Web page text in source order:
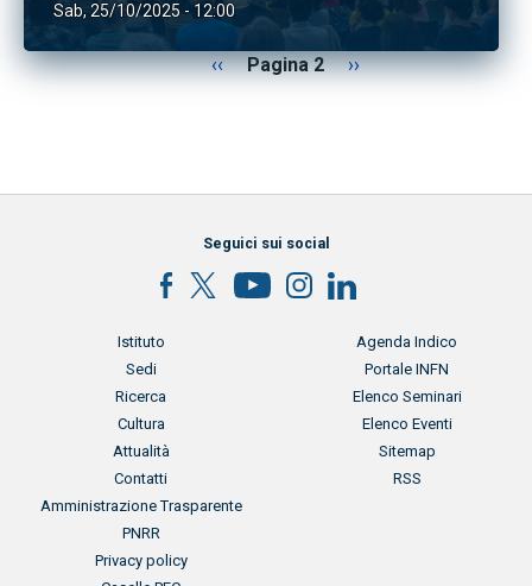
Sab, 25/10/2025 - 12:00
Paginazione Pagina precedente
‹‹ Pagina 2 Pagina successiva
››
Seguici sui social
Menu footer
Istituto
Sedi
Ricerca
Cultura
Attualità
Contatti
Menu footer 2
Agenda Indico
Portale INFN
Elenco Seminari
Elenco Eventi
Sitemap
RSS
Menu footer 3
Amministrazione Trasparente
PNRR
Privacy policy